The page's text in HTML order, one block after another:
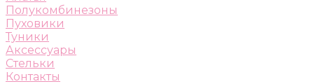
Полукомбинезоны
Пуховики
Туники
Аксессуары
Стельки
Контакты